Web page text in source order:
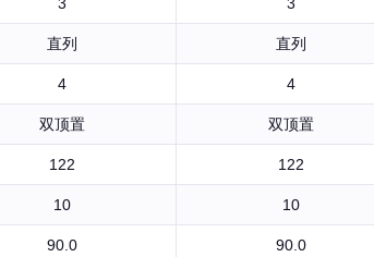
直列 直列
4 4
双顶置 双顶置
122 122
10 10
90.0 90.0